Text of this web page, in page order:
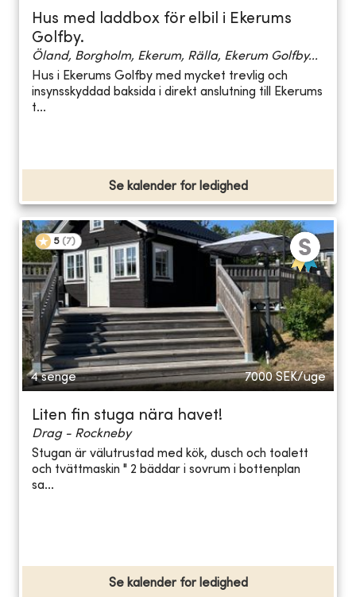
Hus med laddbox för elbil i Ekerums
Golfby.
Öland, Borgholm, Ekerum, Rälla, Ekerum Golfby...
Hus i Ekerums Golfby med mycket trevlig och
insynsskyddad baksida i direkt anslutning till Ekerums
t...
Se kalender for ledighed
5 (7)
4 senge 7000 SEK/uge
Liten fin stuga nära havet!
Drag - Rockneby
Stugan är välutrustad med kök, dusch och toalett
och tvättmaskin " 2 bäddar i sovrum i bottenplan
sa...
Se kalender for ledighed